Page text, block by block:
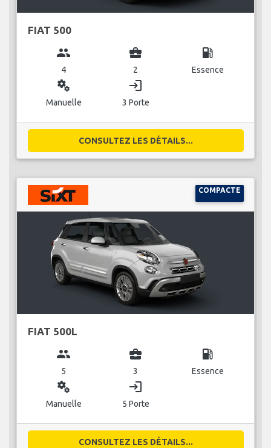
FIAT 500
group
4
business_center
2
local_gas_station
Essence
miscellaneous_services
Manuelle
login
3 Porte
CONSULTEZ LES DÉTAILS...
COMPACTE
FIAT 500L
group
5
business_center
3
local_gas_station
Essence
miscellaneous_services
Manuelle
login
5 Porte
CONSULTEZ LES DÉTAILS...